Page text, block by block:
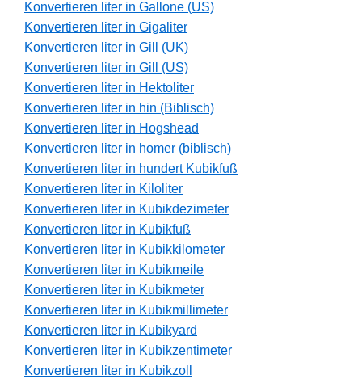
Konvertieren liter in Gallone (US)
Konvertieren liter in Gigaliter
Konvertieren liter in Gill (UK)
Konvertieren liter in Gill (US)
Konvertieren liter in Hektoliter
Konvertieren liter in hin (Biblisch)
Konvertieren liter in Hogshead
Konvertieren liter in homer (biblisch)
Konvertieren liter in hundert Kubikfuß
Konvertieren liter in Kiloliter
Konvertieren liter in Kubikdezimeter
Konvertieren liter in Kubikfuß
Konvertieren liter in Kubikkilometer
Konvertieren liter in Kubikmeile
Konvertieren liter in Kubikmeter
Konvertieren liter in Kubikmillimeter
Konvertieren liter in Kubikyard
Konvertieren liter in Kubikzentimeter
Konvertieren liter in Kubikzoll